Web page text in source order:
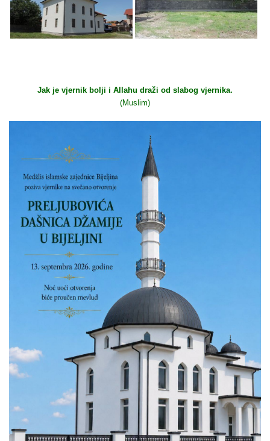
Jak je vjernik bolji i Allahu draži od slabog vjernika.
(Muslim)